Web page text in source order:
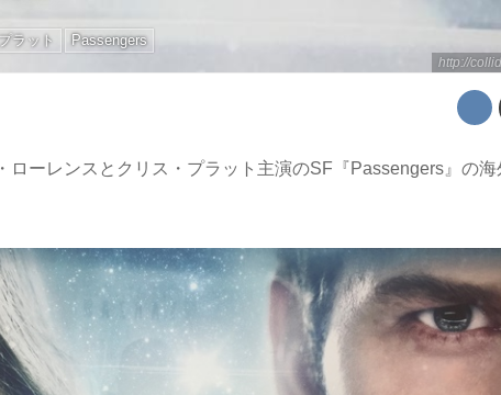
http://
ラット Passengers
ローレンスとクリス・プラット主演のSF『Passengers』の海